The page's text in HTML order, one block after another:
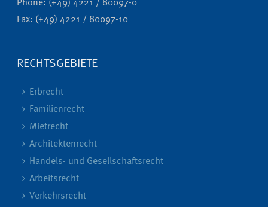
Phone: (+49) 4221 / 80097-0
Fax: (+49) 4221 / 80097-10
RECHTSGEBIETE
Erbrecht
Familienrecht
Mietrecht
Architektenrecht
Handels- und Gesellschaftsrecht
Arbeitsrecht
Verkehrsrecht